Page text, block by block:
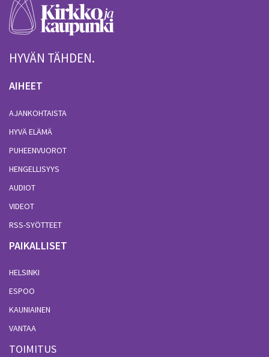
HYVÄN TÄHDEN.
AIHEET
AJANKOHTAISTA
HYVÄ ELÄMÄ
PUHEENVUOROT
HENGELLISYYS
AUDIOT
VIDEOT
RSS-SYÖTTEET
PAIKALLISET
HELSINKI
ESPOO
KAUNIAINEN
VANTAA
TOIMITUS